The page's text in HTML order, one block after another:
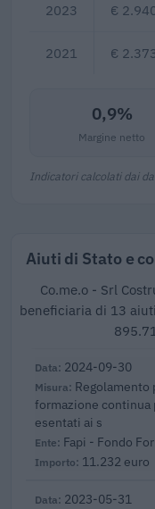
2023 €
2021 €
0,9%
Margine netto
Indicatori calcolati dai
Aiuti di Stato e
Co.me.o - Srl
beneficiaria di 13
2024-09-30
formazione continua
esentati ai s
Fapi - Fondo
11.232 euro
2023-05-31